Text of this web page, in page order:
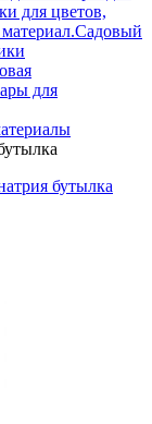
для цветов,
Садовый
для